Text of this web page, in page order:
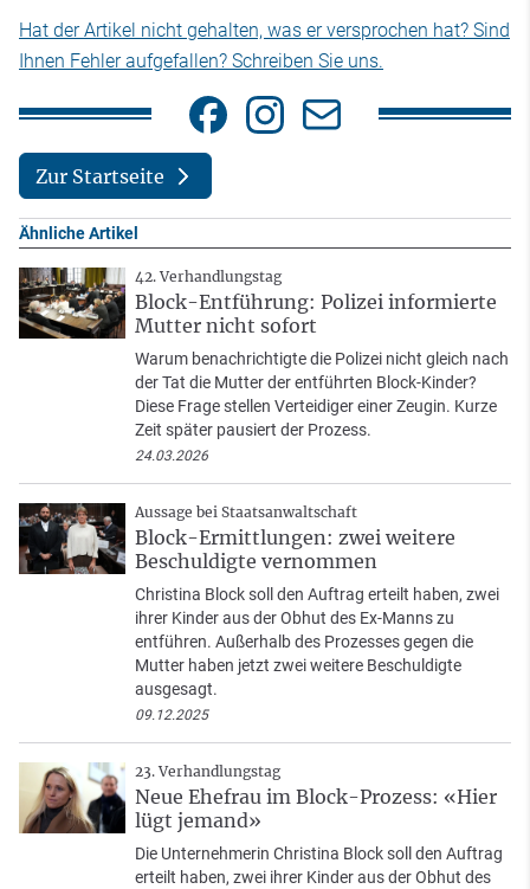
Hat der Artikel nicht gehalten, was er versprochen hat? Sind
Ihnen Fehler aufgefallen? Schreiben Sie uns.
Zur Startseite
Ähnliche Artikel
42. Verhandlungstag
Block-Entführung: Polizei informierte
Mutter nicht sofort
Warum benachrichtigte die Polizei nicht gleich nach
der Tat die Mutter der entführten Block-Kinder?
Diese Frage stellen Verteidiger einer Zeugin. Kurze
Zeit später pausiert der Prozess.
24.03.2026
Aussage bei Staatsanwaltschaft
Block-Ermittlungen: zwei weitere
Beschuldigte vernommen
Christina Block soll den Auftrag erteilt haben, zwei
ihrer Kinder aus der Obhut des Ex-Manns zu
entführen. Außerhalb des Prozesses gegen die
Mutter haben jetzt zwei weitere Beschuldigte
ausgesagt.
09.12.2025
23. Verhandlungstag
Neue Ehefrau im Block-Prozess: «Hier
lügt jemand»
Die Unternehmerin Christina Block soll den Auftrag
erteilt haben, zwei ihrer Kinder aus der Obhut des